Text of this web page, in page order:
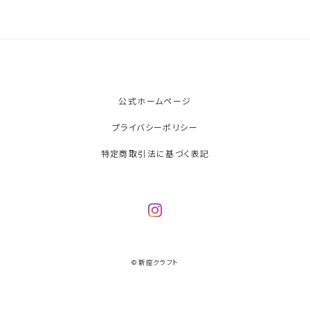
公式ホームページ
プライバシーポリシー
特定商取引法に基づく表記
© 新座クラフト